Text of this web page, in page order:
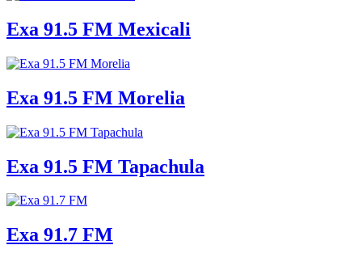
Exa 91.5 FM Mexicali
Exa 91.5 FM Morelia
Exa 91.5 FM Tapachula
Exa 91.7 FM